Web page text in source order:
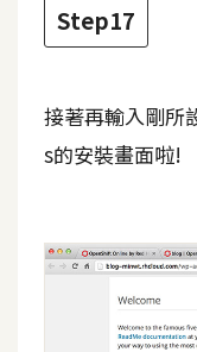
Step17
接著再輸入剛所
s的安裝畫面啦!